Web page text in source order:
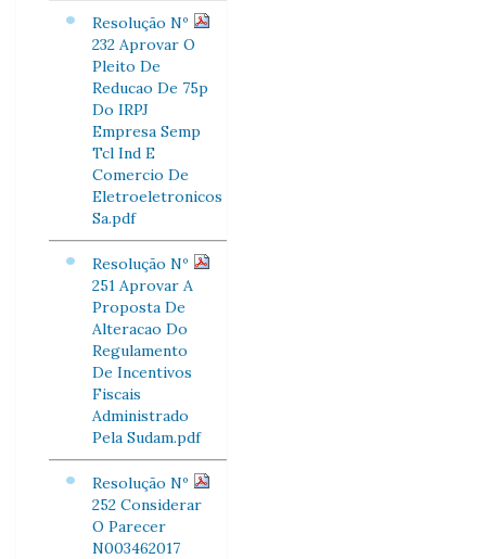
Resolução Nº
232 Aprovar O
Pleito De
Reducao De 75p
Do IRPJ
Empresa Semp
Tcl Ind E
Comercio De
Eletroeletronicos
Sa.pdf
Resolução Nº
251 Aprovar A
Proposta De
Alteracao Do
Regulamento
De Incentivos
Fiscais
Administrado
Pela Sudam.pdf
Resolução Nº
252 Considerar
O Parecer
N003462017